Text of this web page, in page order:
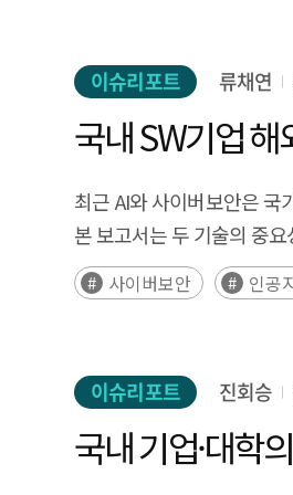
Society aims to build an
among all citizens. To
lives. In this context, virtual convergence technologies—such as XR and digital twins—can play a critical role as spatial interfaces connecting the physical and
digital worlds. Virtual
verified in virtual
understand and utilize AI
among socially
Virtual convergence
in generative AI and
services. At the same
education, manufacturing,
the physical world.
AI and multimodal AI, this shift is forming a
generation platform and
their manufacturing
displays is anticipated. In the short term, AI smart glasses are likely to spread as gaze-based interfaces that complement smartphones. In the mid-term, they are
expected to evolve into
multiple domains,
particular, AI smart
context-aware intelligence in AI systems. At the same time, AI smart glasses face technical
expanding field of view,
같은 전략적 지원이 병행되
뒷받침하는 핵심 수단이 될 것
AI의 개발 생애주기 단계별로
Artificial intelligence (AI)
power and data storage
underexplored. However, software extends far beyond the mere implementation of complex algorithms; it constitutes the foundation that determines the
efficiency, scalability,
range of AI services and
insufficient; it must be
이슈리포트 류채연
국내 SW기업 해
최근 AI와 사이버보안은 국
본 보고서는 두 기술의 중
국가 전략, 규제 체계를 종
취하면서도 위험관리와 안
규범 체계와 민첩한 실행
시장 진입 기회를 판단하는
주요 기반시설 등 일부에
사이버보안 인공
이슈리포트 진회승
국내 기업·대학